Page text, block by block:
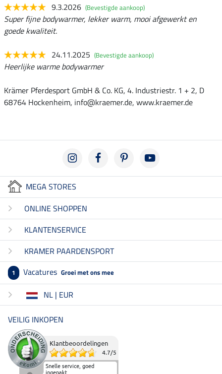
9.3.2026 (Bevestigde aankoop)
Super fijne bodywarmer, lekker warm, mooi afgewerkt en
goede kwaliteit.
24.11.2025 (Bevestigde aankoop)
Heerlijke warme bodywarmer
Krämer Pferdesport GmbH & Co. KG, 4. Industriestr. 1 + 2, D
68764 Hockenheim, info@kraemer.de, www.kraemer.de
MEGA STORES
ONLINE SHOPPEN
KLANTENSERVICE
KRAMER PAARDENSPORT
1 Vacatures Groei met ons mee
NL | EUR
VEILIG INKOPEN
Klantbeoordelingen
4.7/5
Snelle service, goed
ingepakt.